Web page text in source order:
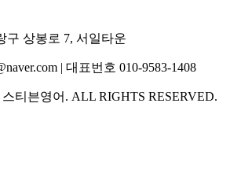
구 상봉로 7, 서일타운
| 대표번호 010-9583-1408
스티븐영어 . ALL RIGHTS RESERVED.